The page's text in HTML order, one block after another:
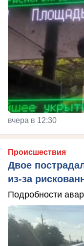
вчера в 12:30
Происшествия
Двое
из-за
Подробности